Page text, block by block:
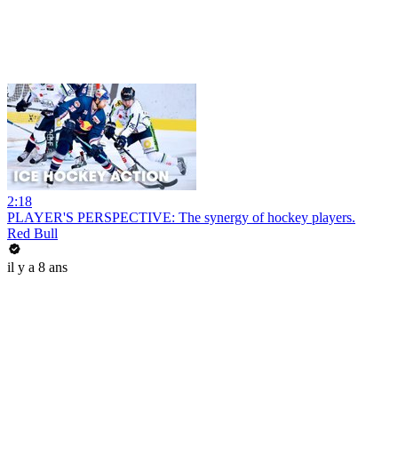
2:18
PLAYER'S PERSPECTIVE: The synergy of hockey players.
Red Bull
il y a 8 ans